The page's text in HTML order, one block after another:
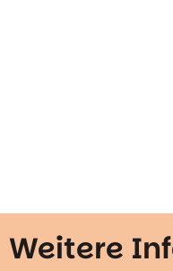
Weitere